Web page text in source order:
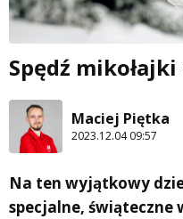
Spędź
Maciej Piętka
2023.12.04 09:57
Na ten wyjątkowy
specjalne,